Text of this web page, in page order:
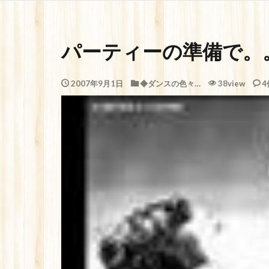
パーティーの準備で。
2007年9月1日 ◆ダンスの色々… 38view 4